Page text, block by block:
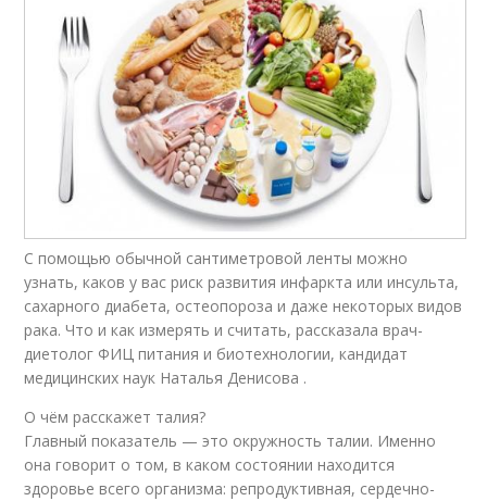
С помощью обычной сантиметровой ленты можно
узнать, каков у вас риск развития инфаркта или инсульта,
сахарного диабета, остеопороза и даже некоторых видов
рака. Что и как измерять и считать, рассказала врач-
диетолог ФИЦ питания и биотехнологии, кандидат
медицинских наук Наталья Денисова .
О чём расскажет талия?
Главный показатель — это окружность талии. Именно
она говорит о том, в каком состоянии находится
здоровье всего организма: репродуктивная, сердечно-